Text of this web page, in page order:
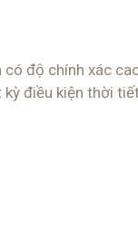
độ chính xác
điều kiện thời